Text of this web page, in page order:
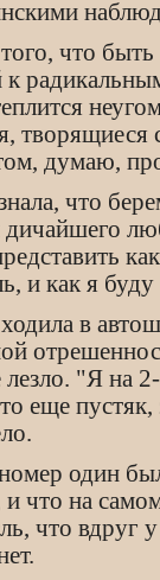
что
к
думаю,
что
дичайшего
и как я буду
в
лезло. "Я на
еще
один
и что на
что вдруг